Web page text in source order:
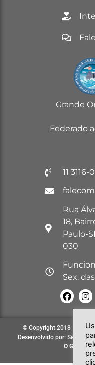
Grande
Federado
11 3116-
Rua
18,
Paulo-
030
Sex.
© Copyright 2018 – 2026.
Desenvolvido por:
O GOB-SP